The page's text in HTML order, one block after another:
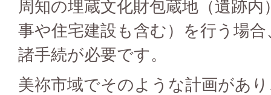
周知の埋蔵文化財包蔵地（遺跡
事や住宅建設も含む）を行う場
諸手続が必要です。
美祢市域でそのような計画があ